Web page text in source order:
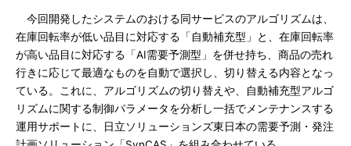
今回開発したシステムのおける同サービスのアルゴリズムは、
在庫回転率が低い品目に対応する「自動補充型」と、在庫回転率
が高い品目に対応する「AI需要予測型」を併せ持ち、商品の売れ
行きに応じて最適なものを自動で選択し、切り替える内容となっ
ている。これに、アルゴリズムの切り替えや、自動補充型アルゴ
リズムに関する制御パラメータを分析し一括でメンテナンスする
運用サポートに、日立ソリューションズ東日本の需要予測・発注